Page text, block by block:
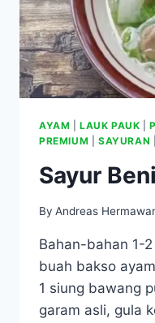
AYAM |LAUK PAUK |
PREMIUM
SAYURAN
Sayur
By Andreas
Bahan-bahan 1-
buah bakso
1 siung bawang
garam asli, gula